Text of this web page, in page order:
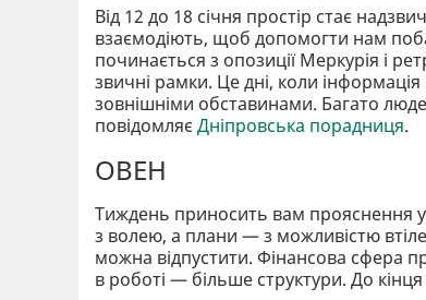
Від 12 до 18 січня простір стає
взаємодіють, щоб допомогти нам
починається з опозиції Меркурія і
звичні рамки. Це дні, коли інформація
зовнішніми обставинами. Багато
повідомляєДніпровська порадниця.
ОВЕН
Тиждень приносить вам прояснення у
з волею, а плани — з можливістю
можна відпустити. Фінансова сфера
в роботі — більше структури. До